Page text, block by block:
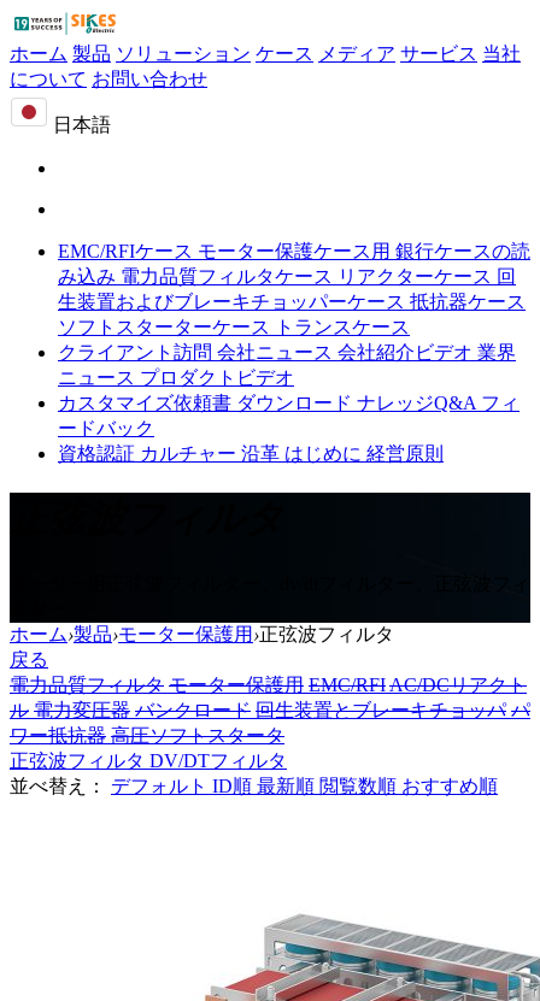
ホーム 製品 ソリューション ケース メディア サービス 当社
について お問い合わせ
日本語
EMC/RFIケース モーター保護ケース用 銀行ケースの読
み込み 電力品質フィルタケース リアクターケース 回
生装置およびブレーキチョッパーケース 抵抗器ケース
ソフトスターターケース
トランスケース
クライアント訪問 会社ニュース 会社紹介ビデオ 業界
ニュース プロダクトビデオ
カスタマイズ依頼書 ダウンロード ナレッジQ&A フィ
ードバック
資格認証 カルチャー 沿革 はじめに 経営原則
ホーム›製品›モーター保護用 ›正弦波フィルタ
戻る
電力品質フィルタ モーター保護用 EMC/RFIAC/DCリアクト
ル 電力変圧器 バンクロード 回生装置とブレーキチョッパ パ
ワー抵抗器 高圧ソフトスタータ
正弦波フィルタ DV/DTフィルタ
並べ替え：
デフォルト ID順 最新順 閲覧数順 おすすめ順